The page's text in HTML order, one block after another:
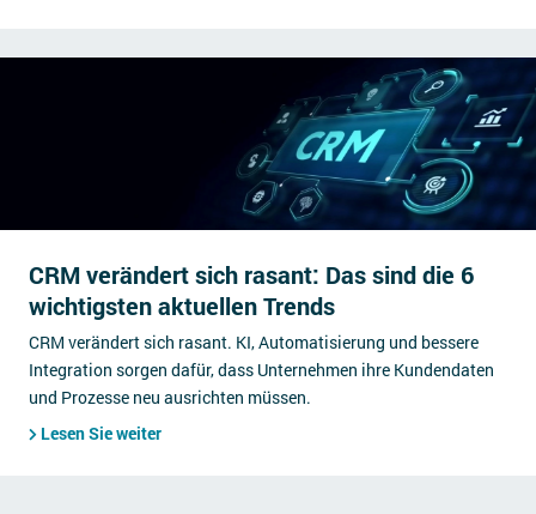
CRM verändert sich rasant: Das sind die 6
wichtigsten aktuellen Trends
CRM verändert sich rasant. KI, Automatisierung und bessere
Integration sorgen dafür, dass Unternehmen ihre Kundendaten
und Prozesse neu ausrichten müssen.
Lesen Sie weiter